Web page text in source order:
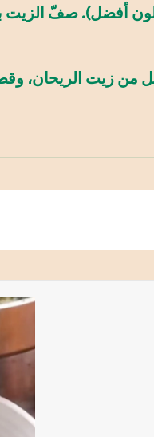
أفضل). صفّ الزيت
من زيت الريحان،